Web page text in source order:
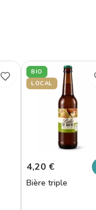
BIO
LOCAL
4,20 €
Bière triple